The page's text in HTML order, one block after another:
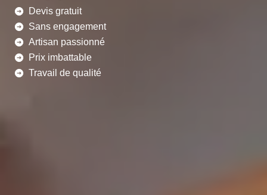
Devis gratuit
Sans engagement
Artisan passionné
Prix imbattable
Travail de qualité